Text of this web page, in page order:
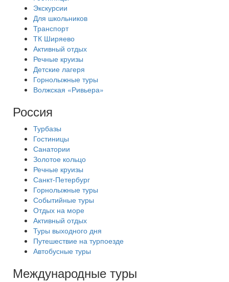
Экскурсии
Для школьников
Транспорт
ТК Ширяево
Активный отдых
Речные круизы
Детские лагеря
Горнолыжные туры
Волжская «Ривьера»
Россия
Турбазы
Гостиницы
Санатории
Золотое кольцо
Речные круизы
Санкт-Петербург
Горнолыжные туры
Событийные туры
Отдых на море
Активный отдых
Туры выходного дня
Путешествие на турпоезде
Автобусные туры
Международные туры